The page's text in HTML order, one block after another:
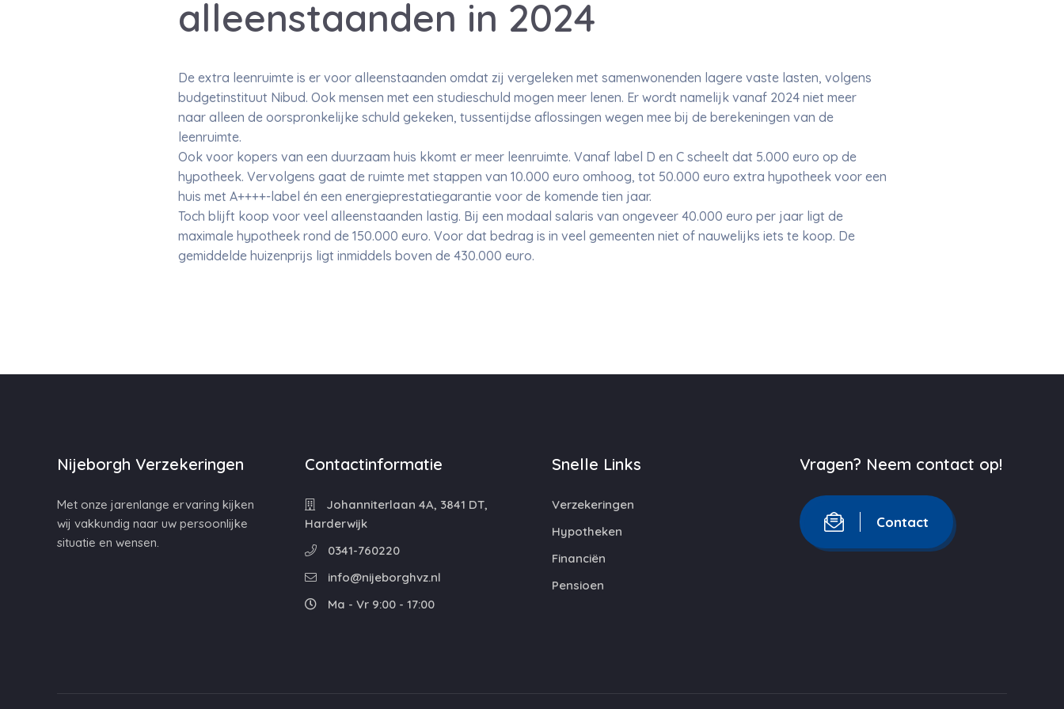
alleenstaanden in 2024
De extra leenruimte is er voor alleenstaanden omdat zij vergeleken met samenwonenden lagere vaste lasten, volgens
budgetinstituut Nibud. Ook mensen met een studieschuld mogen meer lenen. Er wordt namelijk vanaf 2024 niet meer
naar alleen de oorspronkelijke schuld gekeken, tussentijdse aflossingen wegen mee bij de berekeningen van de
leenruimte.
Ook voor kopers van een duurzaam huis kkomt er meer leenruimte. Vanaf label D en C scheelt dat 5.000 euro op de
hypotheek. Vervolgens gaat de ruimte met stappen van 10.000 euro omhoog, tot 50.000 euro extra hypotheek voor een
huis met A++++-label én een energieprestatiegarantie voor de komende tien jaar.
Toch blijft koop voor veel alleenstaanden lastig. Bij een modaal salaris van ongeveer 40.000 euro per jaar ligt de
maximale hypotheek rond de 150.000 euro. Voor dat bedrag is in veel gemeenten niet of nauwelijks iets te koop. De
gemiddelde huizenprijs ligt inmiddels boven de 430.000 euro.
Nijeborgh Verzekeringen
Met onze jarenlange ervaring kijken
wij vakkundig naar uw persoonlijke
situatie en wensen.
Contactinformatie
Johanniterlaan 4A, 3841 DT,
Harderwijk
0341-760220
info@nijeborghvz.nl
Ma - Vr 9:00 - 17:00
Snelle Links
Verzekeringen
Hypotheken
Financiën
Pensioen
Vragen? Neem contact op!
Contact